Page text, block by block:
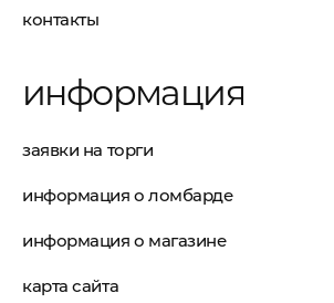
контакты
информация
заявки на торги
информация о ломбарде
информация о магазине
карта сайта